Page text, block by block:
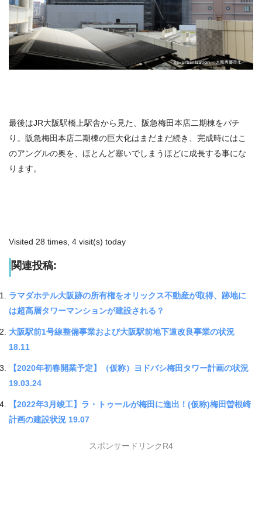
最後はJR大阪駅橋上駅舎から見た、阪急梅田本店二期棟をパチ
り。阪急梅田本店二期棟の巨大化はまだまだ続き、完成時にはこ
のアングルの奥を、ほとんど塞いでしまうほどに成長する事にな
ります。
Visited 28 times, 4 visit(s) today
関連投稿:
ラマダホテル大阪跡の所有権をオリックス不動産が取得、跡地に
は超高層タワーマンションが建設される？
大阪駅前1号線整備事業および大阪駅前地下道改良事業の状況
18.11
【2020年初春開業予定】（仮称）ヨドバシ梅田タワー計画の状況
19.03.24
【2022年3月竣工】ラ・トゥールが梅田に進出！(仮称)梅田曽根崎
計画の建設状況 19.07
スポンサードリンクR4